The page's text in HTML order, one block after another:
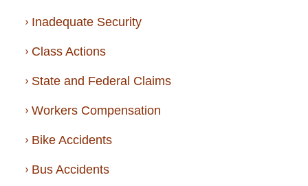
Inadequate Security
Class Actions
State and Federal Claims
Workers Compensation
Bike Accidents
Bus Accidents